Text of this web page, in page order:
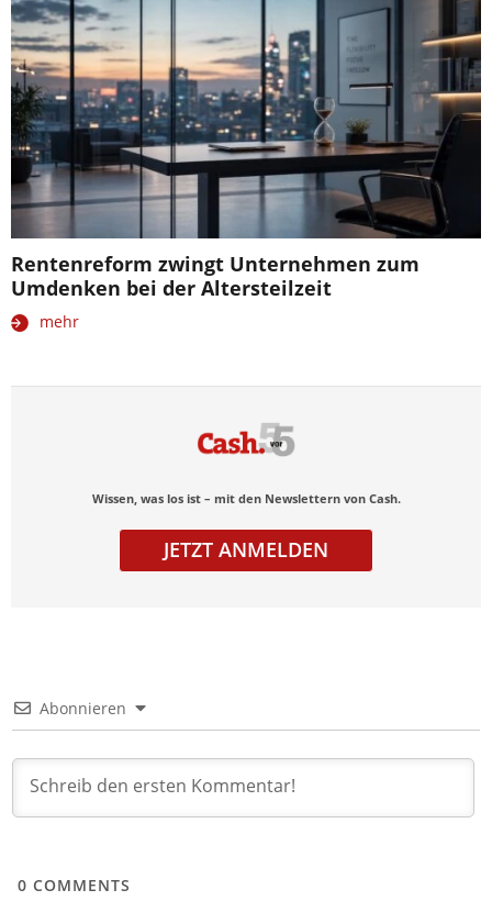
Rentenreform zwingt Unternehmen zum
Umdenken bei der Altersteilzeit
mehr
Wissen, was los ist – mit den Newslettern von Cash.
JETZT ANMELDEN
Abonnieren
0 COMMENTS